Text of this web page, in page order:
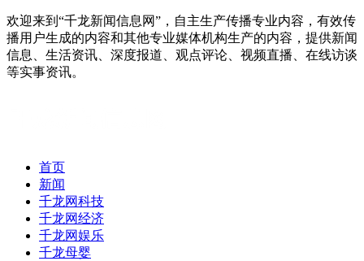
欢迎来到“千龙新闻信息网”，自主生产传播专业内容，有效传
播用户生成的内容和其他专业媒体机构生产的内容，提供新闻
信息、生活资讯、深度报道、观点评论、视频直播、在线访谈
等实事资讯。
首页
新闻
千龙网科技
千龙网经济
千龙网娱乐
千龙母婴